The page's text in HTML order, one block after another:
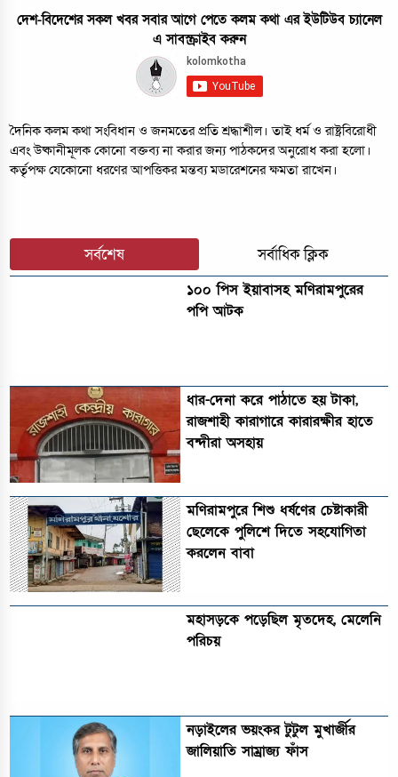
দেশ-বিদেশের সকল খবর সবার আগে পেতে কলম কথা এর ইউটিউব চ্যানেল
এ সাবস্ক্রাইব করুন
দৈনিক কলম কথা সংবিধান ও জনমতের প্রতি শ্রদ্ধাশীল। তাই ধর্ম ও রাষ্ট্রবিরোধী
এবং উষ্কানীমূলক কোনো বক্তব্য না করার জন্য পাঠকদের অনুরোধ করা হলো।
কর্তৃপক্ষ যেকোনো ধরণের আপত্তিকর মন্তব্য মডারেশনের ক্ষমতা রাখেন।
সর্বশেষ সর্বাধিক ক্লিক
১০০ পিস ইয়াবাসহ মণিরামপুরের
পপি আটক
ধার-দেনা করে পাঠাতে হয় টাকা,
রাজশাহী কারাগারে কারারক্ষীর হাতে
বন্দীরা অসহায়
মণিরামপুরে শিশু ধর্ষণের চেষ্টাকারী
ছেলেকে পুলিশে দিতে সহযোগিতা
করলেন বাবা
মহাসড়কে পড়েছিল মৃতদেহ, মেলেনি
পরিচয়
নড়াইলের ভয়ংকর টুটুল মুখার্জীর
জালিয়াতি সাম্রাজ্য ফাঁস